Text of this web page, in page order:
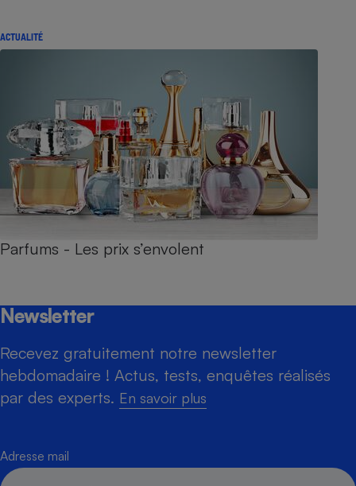
ACTUALITÉ
Parfums - Les prix s’envolent
Newsletter
Recevez gratuitement notre newsletter
hebdomadaire ! Actus, tests, enquêtes réalisés
par des experts. En savoir plus
Adresse mail